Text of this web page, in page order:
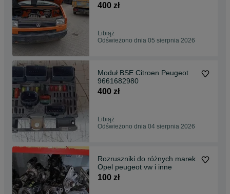
400 zł
Libiąż
Odświeżono dnia 05 sierpnia 2026
Moduł BSE Citroen Peugeot
9661682980
400 zł
Libiąż
Odświeżono dnia 04 sierpnia 2026
Rozruszniki do różnych marek
Opel peugeot vw i inne
100 zł